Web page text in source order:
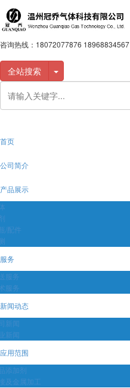
咨询热线： 18072077876 18968834567
全站搜索
首页
公司简介
产品展示
/配件
服务
服务
服务
新闻动态
新闻
新闻
应用范围
添加剂
及金属加工